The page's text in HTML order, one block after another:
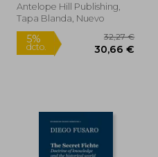
Antelope Hill Publishing,
Tapa Blanda, Nuevo